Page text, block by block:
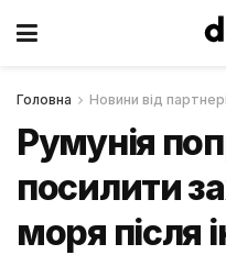
Головна Новини від
Румунія
посилити
моря після